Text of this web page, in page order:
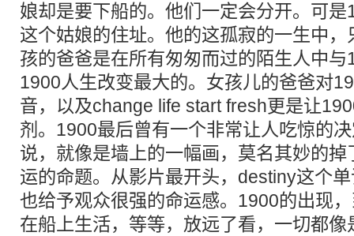
娘却是要下船的。他们一定会分开。可
这个姑娘的住址。他的这孤寂的一生中
孩的爸爸是在所有匆匆而过的陌生人中
1900人生改变最大的。女孩儿的爸爸对
音，以及change life start fresh更是让
剂。1900最后曾有一个非常让人吃惊的
说，就像是墙上的一幅画，莫名其妙的
运的命题。从影片最开头，destiny这个
也给予观众很强的命运感。1900的出现
在船上生活，等等，放远了看，一切都